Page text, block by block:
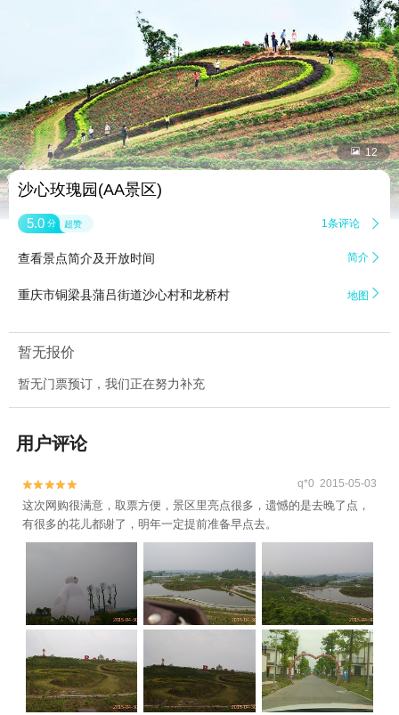
 12
沙心玫瑰园(AA景区)
5.0 分 超赞 1条评论 
查看景点简介及开放时间 简介 
重庆市铜梁县蒲吕街道沙心村和龙桥村 地图 
暂无报价
暂无门票预订，我们正在努力补充
用户评论

 q*0 2015-05-03
这次网购很满意，取票方便，景区里亮点很多，遗憾的是去晚了点，
有很多的花儿都谢了，明年一定提前准备早点去。